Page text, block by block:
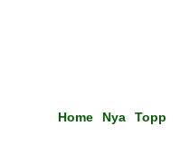
Home Nya Topp